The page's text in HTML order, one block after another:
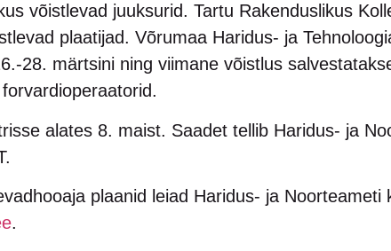
võistlevad juuksurid. Tartu Rakenduslikus
plaatijad. Võrumaa Haridus- ja
28. märtsini ning viimane võistlus
alates 8. maist. Saadet tellib Haridus- ja
plaanid leiad Haridus- ja Noorteameti
.